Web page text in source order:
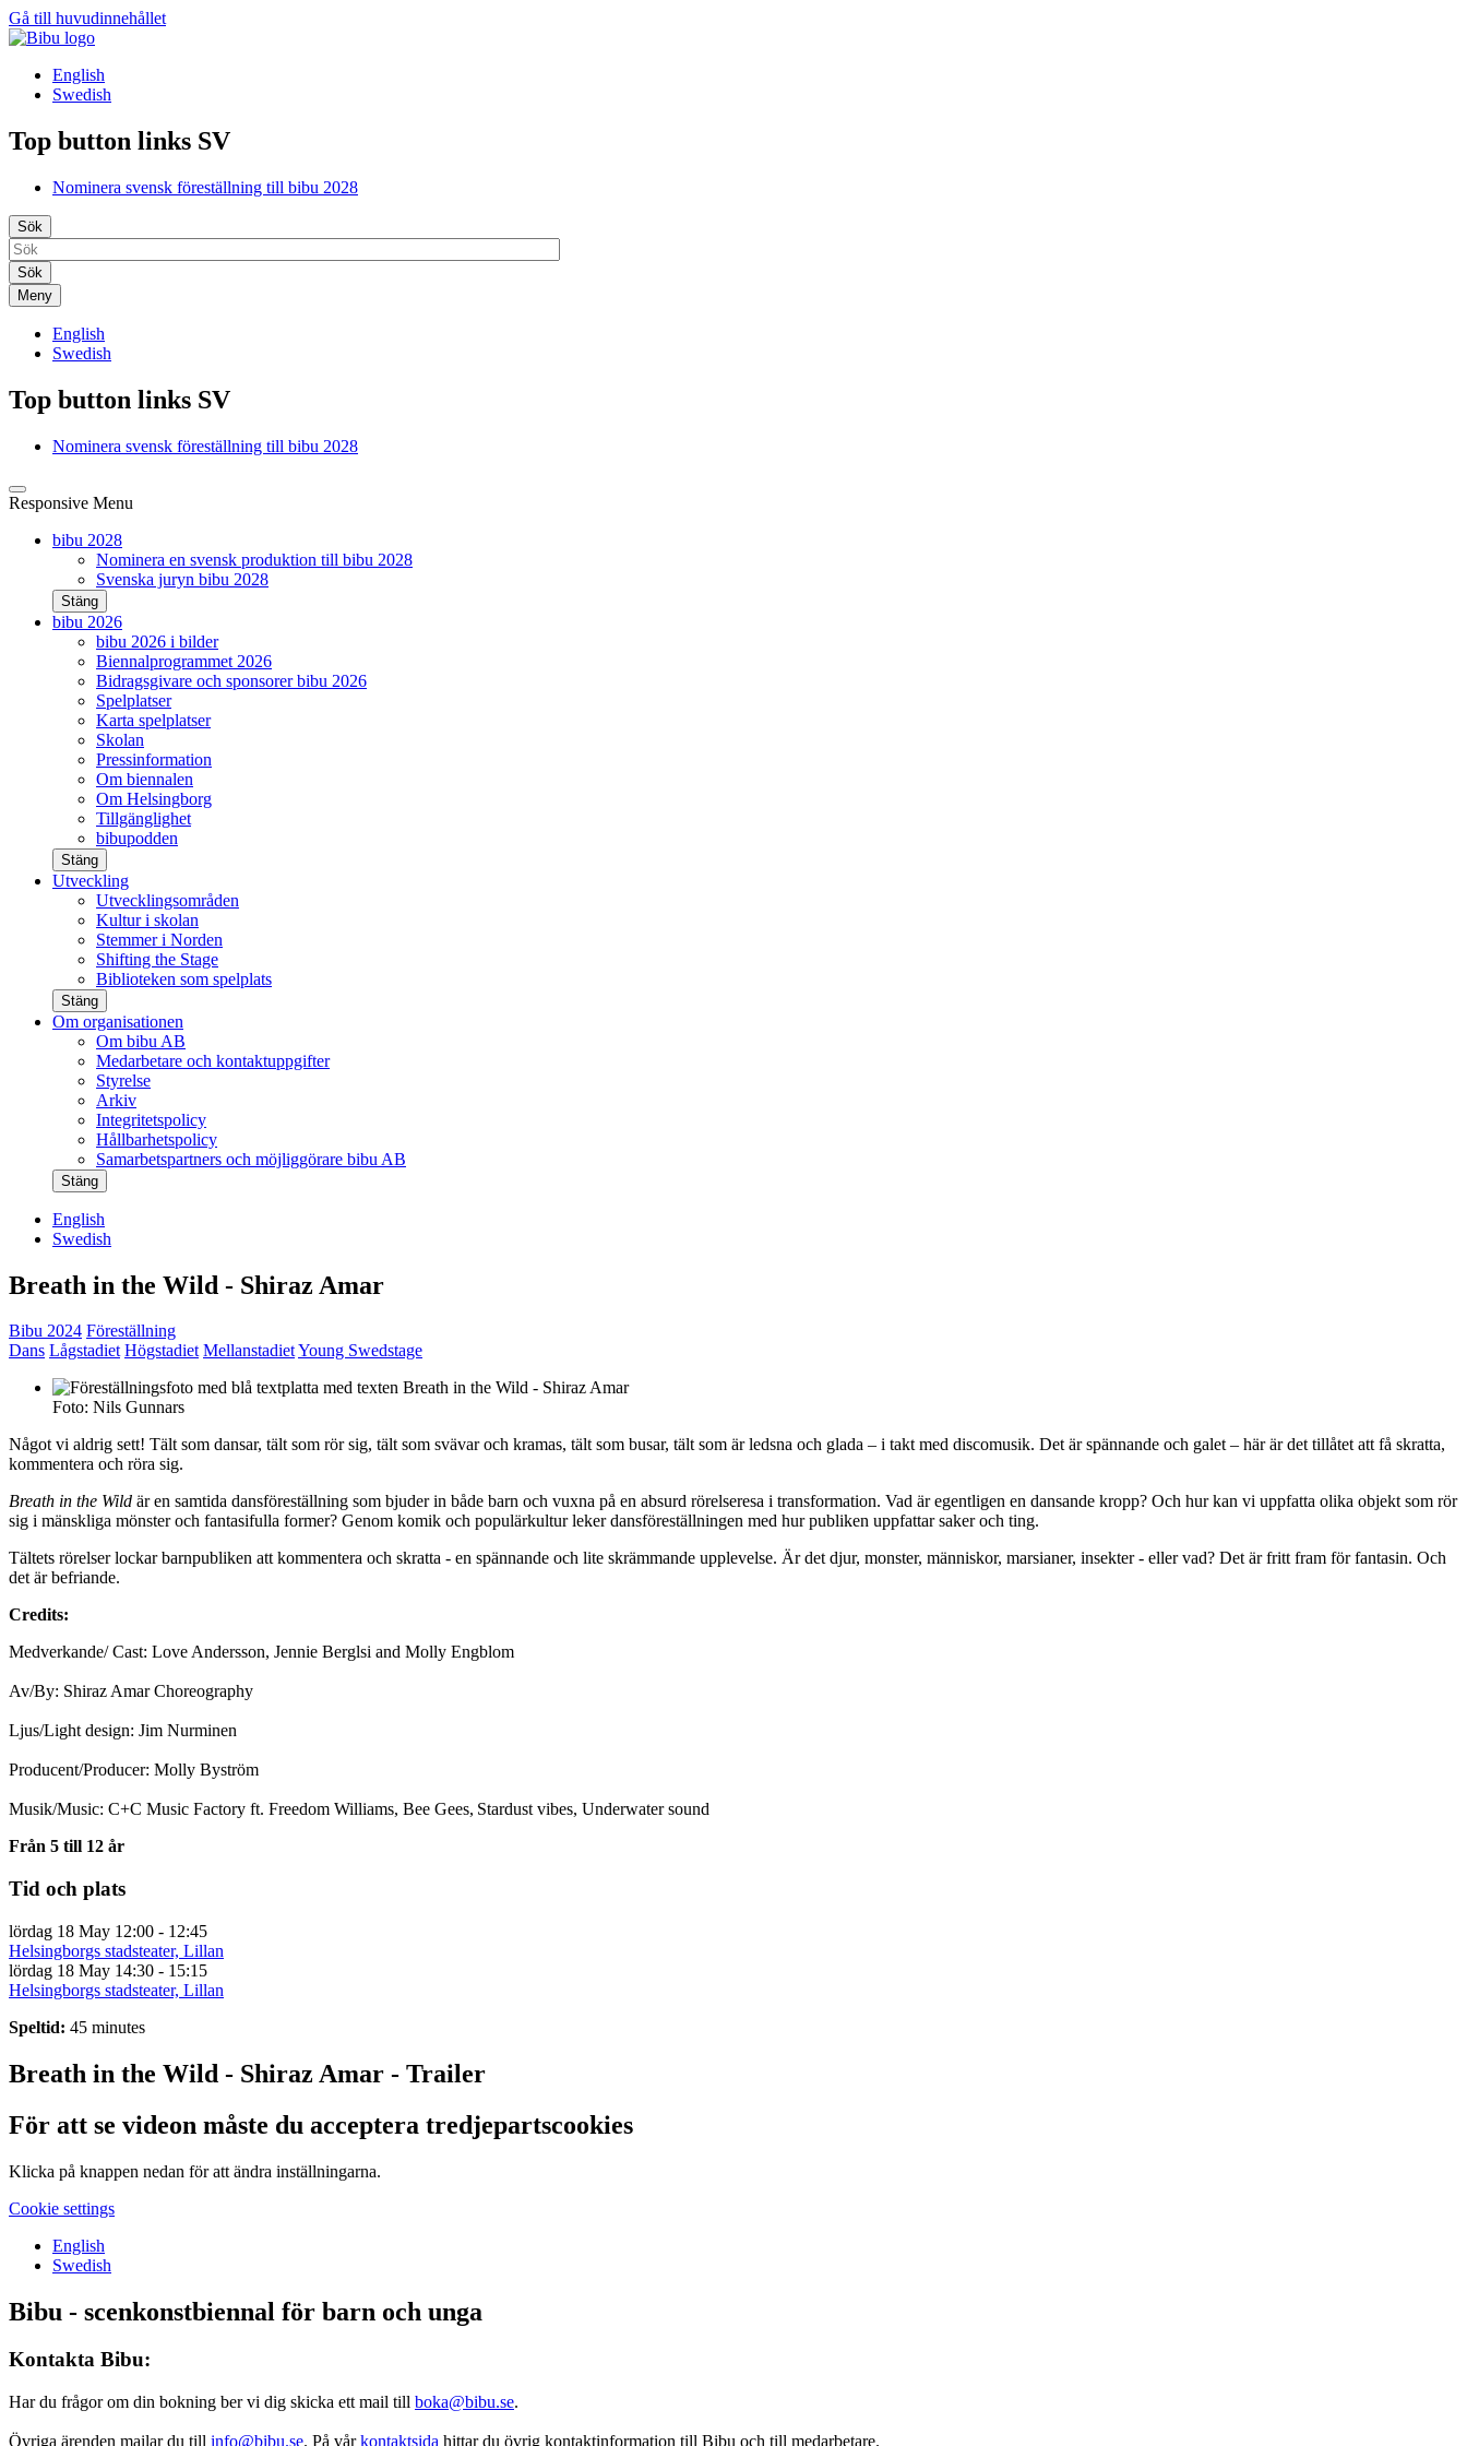
Gå till huvudinnehållet
English
Swedish
Top button links SV
Nominera svensk föreställning till bibu 2028
Sök
Meny
English
Swedish
Top button links SV
Nominera svensk föreställning till bibu 2028
Responsive Menu
bibu 2028
Nominera en svensk produktion till bibu 2028
Svenska juryn bibu 2028
Stäng
bibu 2026
bibu 2026 i bilder
Biennalprogrammet 2026
Bidragsgivare och sponsorer bibu 2026
Spelplatser
Karta spelplatser
Skolan
Pressinformation
Om biennalen
Om Helsingborg
Tillgänglighet
bibupodden
Stäng
Utveckling
Utvecklingsområden
Kultur i skolan
Stemmer i Norden
Shifting the Stage
Biblioteken som spelplats
Stäng
Om organisationen
Om bibu AB
Medarbetare och kontaktuppgifter
Styrelse
Arkiv
Integritetspolicy
Hållbarhetspolicy
Samarbetspartners och möjliggörare bibu AB
Stäng
English
Swedish
Breath in the Wild - Shiraz Amar
Bibu 2024 Föreställning
Dans Lågstadiet Högstadiet MellanstadietYoung Swedstage
Foto: Nils Gunnars
Något vi aldrig sett! Tält som dansar, tält som rör sig, tält som svävar och kramas, tält som busar, tält som är ledsna och glada – i takt med discomusik. Det är spännande och galet – här är det tillåtet att få skratta,
kommentera och röra sig.
Breath in the Wild är en samtida dansföreställning som bjuder in både barn och vuxna på en absurd rörelseresa i transformation. Vad är egentligen en dansande kropp? Och hur kan vi uppfatta olika objekt som rör
sig i mänskliga mönster och fantasifulla former? Genom komik och populärkultur leker dansföreställningen med hur publiken uppfattar saker och ting.
Tältets rörelser lockar barnpubliken att kommentera och skratta - en spännande och lite skrämmande upplevelse. Är det djur, monster, människor, marsianer, insekter - eller vad? Det är fritt fram för fantasin. Och
det är befriande.
Credits:
Medverkande/ Cast: Love Andersson, Jennie Berglsi and Molly Engblom
Av/By: Shiraz Amar Choreography
Ljus/Light design: Jim Nurminen
Producent/Producer: Molly Byström
Musik/Music: C+C Music Factory ft. Freedom Williams, Bee Gees, Stardust vibes, Underwater sound
Från 5 till 12 år
Tid och plats
lördag 18 May 12:00 - 12:45
Helsingborgs stadsteater, Lillan
lördag 18 May 14:30 - 15:15
Helsingborgs stadsteater, Lillan
Speltid: 45 minutes
Breath in the Wild - Shiraz Amar - Trailer
För att se videon måste du acceptera tredjepartscookies
Klicka på knappen nedan för att ändra inställningarna.
Cookie settings
English
Swedish
Bibu - scenkonstbiennal för barn och unga
Kontakta Bibu:
Har du frågor om din bokning ber vi dig skicka ett mail till boka@bibu.se.
Övriga ärenden mailar du till info@bibu.se. På vårkontaktsida hittar du övrig kontaktinformation till Bibu och till medarbetare.